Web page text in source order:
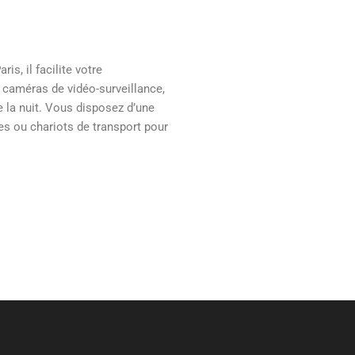
il facilite votre
de vidéo-surveillance,
la nuit. Vous disposez d’une
ou chariots de transport pour